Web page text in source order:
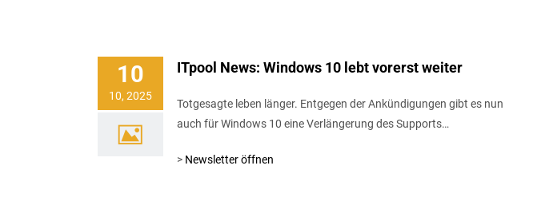
10
10, 2025
ITpool News: Windows 10 lebt vorerst weiter
Totgesagte leben länger. Entgegen der Ankündigungen gibt es nun
auch für Windows 10 eine Verlängerung des Supports…
> Newsletter öffnen